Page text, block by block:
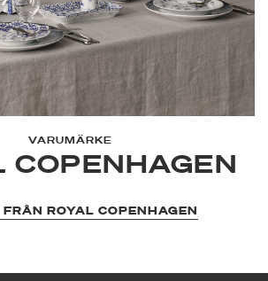
VARUMÄRKE
COPENHAGEN
ROYAL COPENHAGEN